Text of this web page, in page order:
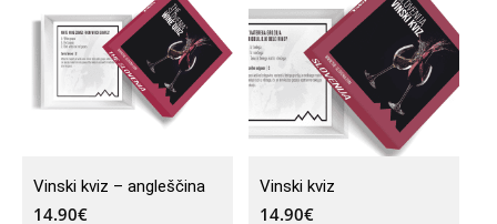
Vinski kviz – angleščina
14.90€
Vinski kviz
14.90€